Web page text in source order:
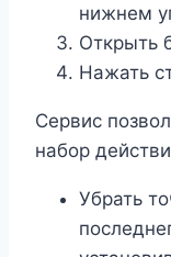
нижнем
Открыть
Нажать
Сервис
набор
Убрать